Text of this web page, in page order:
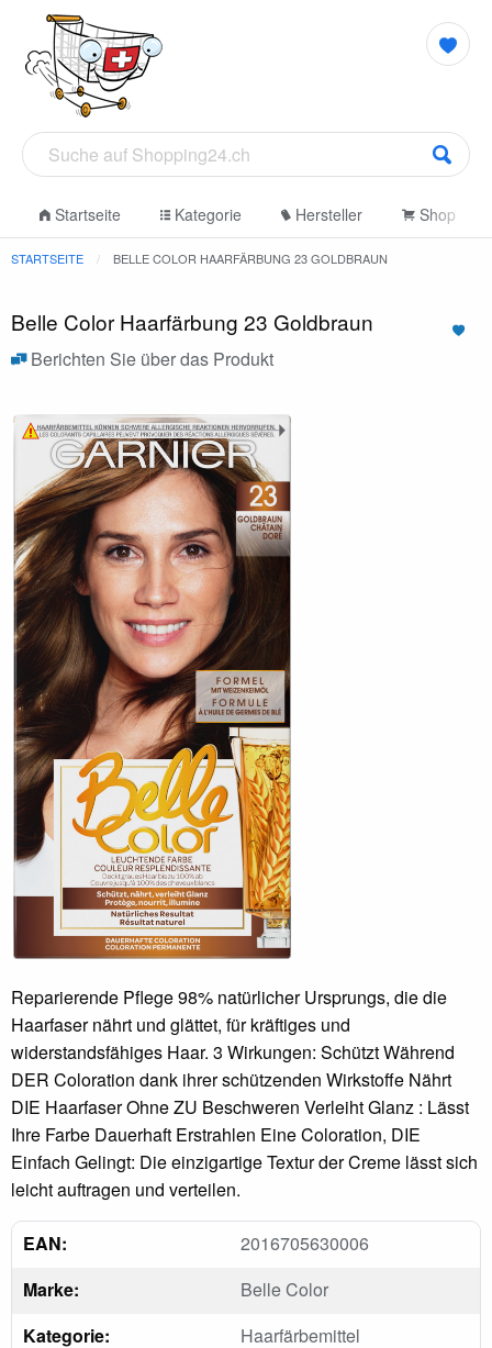
Startseite Kategorie Hersteller Shop
STARTSEITE BELLE COLOR HAARFÄRBUNG 23 GOLDBRAUN
Belle Color Haarfärbung 23 Goldbraun
Berichten Sie über das Produkt
Reparierende Pflege 98% natürlicher Ursprungs, die die
Haarfaser nährt und glättet, für kräftiges und
widerstandsfähiges Haar. 3 Wirkungen: Schützt Während
DER Coloration dank ihrer schützenden Wirkstoffe Nährt
DIE Haarfaser Ohne ZU Beschweren Verleiht Glanz : Lässt
Ihre Farbe Dauerhaft Erstrahlen Eine Coloration, DIE
Einfach Gelingt: Die einzigartige Textur der Creme lässt sich
leicht auftragen und verteilen.
EAN:
2016705630006
Marke:
Belle Color
Kategorie:
Haarfärbemittel